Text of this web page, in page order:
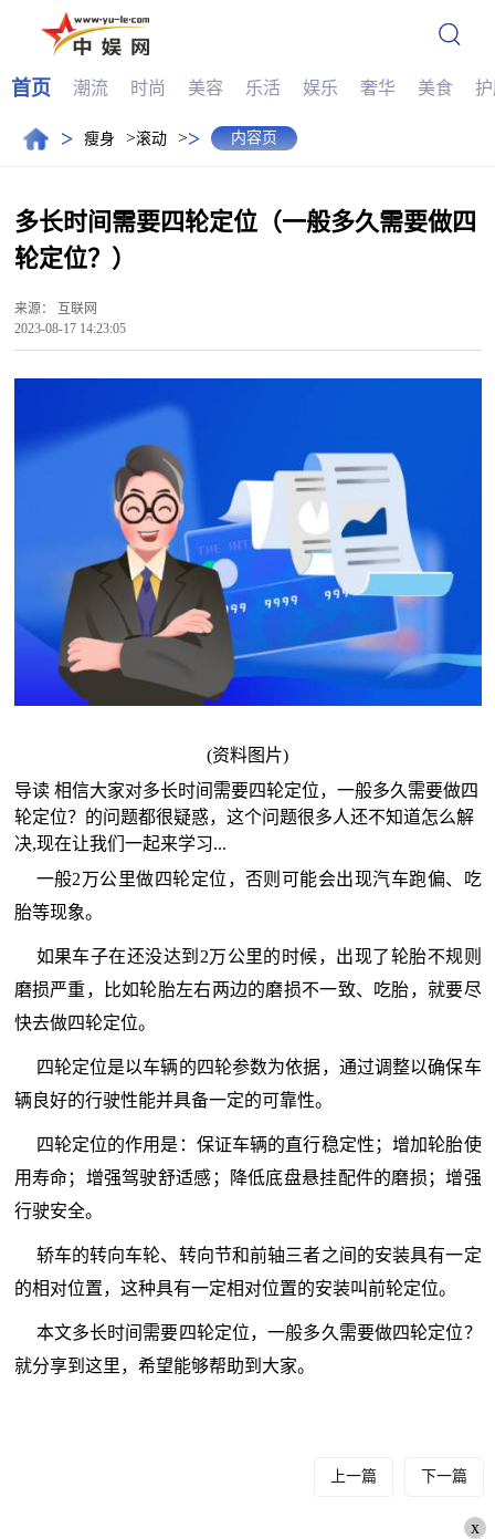
首页 潮流 时尚 美容 乐活 娱乐 奢华 美食
> 瘦身 >滚动 >> 内容页
多长时间需要四轮定位（一般多久需要做四
轮定位？）
来源：
互联网
2023-08-17 14:23:05
(资料图片)
导读 相信大家对多长时间需要四轮定位，一般多久需要做四
轮定位？的问题都很疑惑，这个问题很多人还不知道怎么解
决,现在让我们一起来学习...
一般2万公里做四轮定位，否则可能会出现汽车跑偏、吃
胎等现象。
如果车子在还没达到2万公里的时候，出现了轮胎不规则
磨损严重，比如轮胎左右两边的磨损不一致、吃胎，就要尽
快去做四轮定位。
四轮定位是以车辆的四轮参数为依据，通过调整以确保车
辆良好的行驶性能并具备一定的可靠性。
四轮定位的作用是：保证车辆的直行稳定性；增加轮胎使
用寿命；增强驾驶舒适感；降低底盘悬挂配件的磨损；增强
行驶安全。
轿车的转向车轮、转向节和前轴三者之间的安装具有一定
的相对位置，这种具有一定相对位置的安装叫前轮定位。
本文多长时间需要四轮定位，一般多久需要做四轮定位？
就分享到这里，希望能够帮助到大家。
上一篇 下一篇
x